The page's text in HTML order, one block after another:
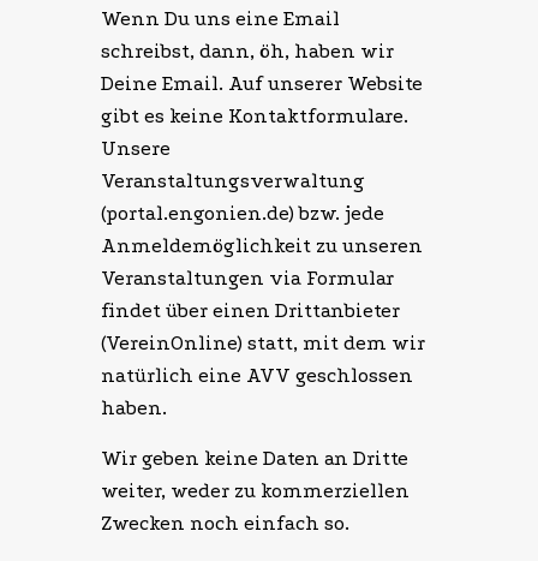
Wenn Du uns eine Email
schreibst, dann, öh, haben wir
Deine Email. Auf unserer Website
gibt es keine Kontaktformulare.
Unsere
Veranstaltungsverwaltung
(portal.engonien.de) bzw. jede
Anmeldemöglichkeit zu unseren
Veranstaltungen via Formular
findet über einen Drittanbieter
(VereinOnline) statt, mit dem wir
natürlich eine AVV geschlossen
haben.
Wir geben keine Daten an Dritte
weiter, weder zu kommerziellen
Zwecken noch einfach so.